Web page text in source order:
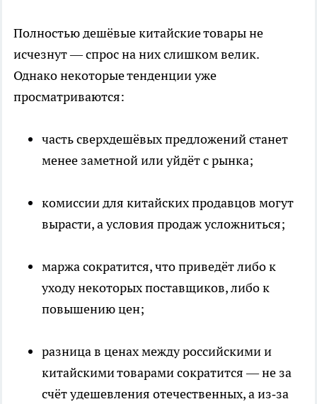
Полностью дешёвые китайские товары не
исчезнут — спрос на них слишком велик.
Однако некоторые тенденции уже
просматриваются:
часть сверхдешёвых предложений станет
менее заметной или уйдёт с рынка;
комиссии для китайских продавцов могут
вырасти, а условия продаж усложниться;
маржа сократится, что приведёт либо к
уходу некоторых поставщиков, либо к
повышению цен;
разница в ценах между российскими и
китайскими товарами сократится — не за
счёт удешевления отечественных, а из‑за